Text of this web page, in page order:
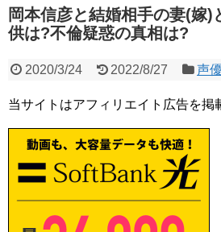
岡本信彦と結婚相手の妻(嫁)
供は?不倫疑惑の真相は?
2020/3/24 2022/8/27 声
当サイトはアフィリエイト広告を掲